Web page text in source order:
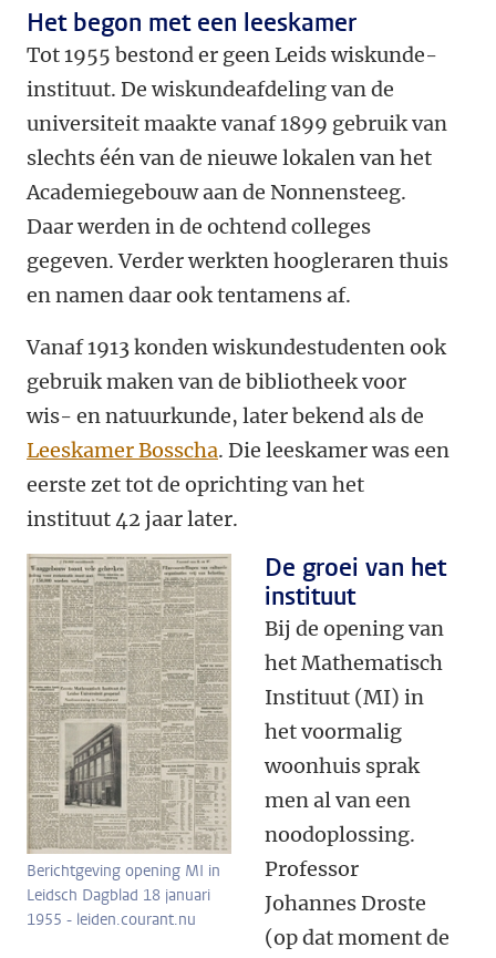
Het begon met een leeskamer
Tot 1955 bestond er geen Leids wiskunde-
instituut. De wiskundeafdeling van de
universiteit maakte vanaf 1899 gebruik van
slechts één van de nieuwe lokalen van het
Academiegebouw aan de Nonnensteeg.
Daar werden in de ochtend colleges
gegeven. Verder werkten hoogleraren thuis
en namen daar ook tentamens af.
Vanaf 1913 konden wiskundestudenten ook
gebruik maken van de bibliotheek voor
wis- en natuurkunde, later bekend als de
Leeskamer Bosscha. Die leeskamer was een
eerste zet tot de oprichting van het
instituut 42 jaar later.
Berichtgeving opening MI in
Leidsch Dagblad 18 januari
1955 - leiden.courant.nu
De groei van het
instituut
Bij de opening van
het Mathematisch
Instituut (MI) in
het voormalig
woonhuis sprak
men al van een
noodoplossing.
Professor
Johannes Droste
(op dat moment de